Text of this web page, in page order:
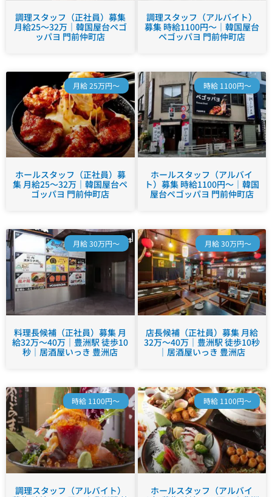
調理スタッフ（正社員）募集
月給25～32万｜韓国屋台ペゴ
ッパヨ 門前仲町店
調理スタッフ（アルバイト）
募集 時給1100円～｜韓国屋台
ペゴッパヨ 門前仲町店
月給 25万円～
ホールスタッフ（正社員）募
集 月給25～32万｜韓国屋台ペ
ゴッパヨ 門前仲町店
時給 1100円～
ホールスタッフ（アルバイ
ト）募集 時給1100円～｜韓国
屋台ペゴッパヨ 門前仲町店
月給 30万円～
料理長候補（正社員）募集 月
給32万～40万｜豊洲駅 徒歩10
秒｜居酒屋いっき 豊洲店
月給 30万円～
店長候補（正社員）募集 月給
32万～40万｜豊洲駅 徒歩10秒
｜居酒屋いっき 豊洲店
時給 1100円～
調理スタッフ（アルバイト）
時給 1100円～
ホールスタッフ（アルバイ